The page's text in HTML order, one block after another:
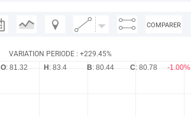
COMPARER
VARIATION PERIODE : +229.45%
O: 81.32 H : 83.4 B: 80.44 C: 80.78 -1.00%